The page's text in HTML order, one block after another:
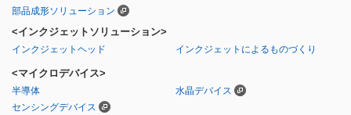
部品成形ソリューション
<インクジェットソリューション>
インクジェットヘッド インクジェットによるものづくり
<マイクロデバイス>
半導体
水晶デバイス
センシングデバイス